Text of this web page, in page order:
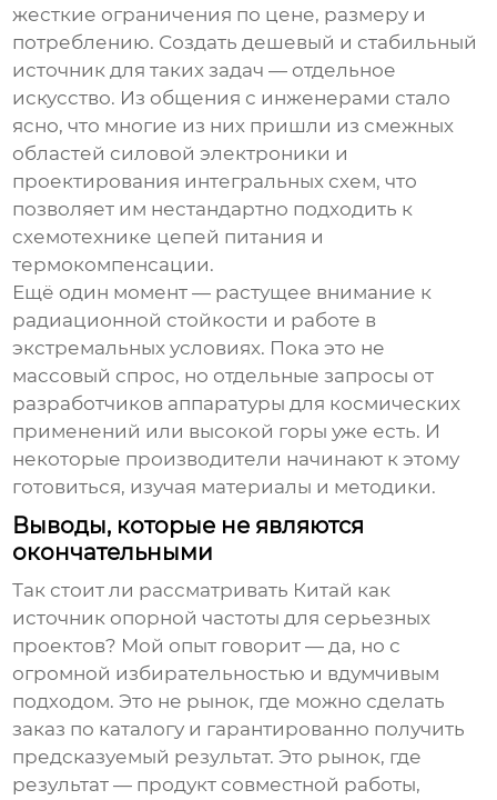
жесткие ограничения по цене, размеру и
потреблению. Создать дешевый и стабильный
источник для таких задач — отдельное
искусство. Из общения с инженерами стало
ясно, что многие из них пришли из смежных
областей силовой электроники и
проектирования интегральных схем, что
позволяет им нестандартно подходить к
схемотехнике цепей питания и
термокомпенсации.
Ещё один момент — растущее внимание к
радиационной стойкости и работе в
экстремальных условиях. Пока это не
массовый спрос, но отдельные запросы от
разработчиков аппаратуры для космических
применений или высокой горы уже есть. И
некоторые производители начинают к этому
готовиться, изучая материалы и методики.
Выводы, которые не являются
окончательными
Так стоит ли рассматривать Китай как
источник опорной частоты для серьезных
проектов? Мой опыт говорит — да, но с
огромной избирательностью и вдумчивым
подходом. Это не рынок, где можно сделать
заказ по каталогу и гарантированно получить
предсказуемый результат. Это рынок, где
результат — продукт совместной работы,